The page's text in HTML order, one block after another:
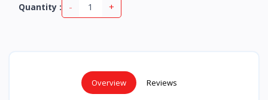
Quantity : - +
Overview Reviews